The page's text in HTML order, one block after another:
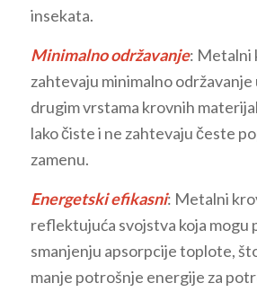
insekata.
Minimalno održavanje: Metalni
zahtevaju minimalno održavanje
drugim vrstama krovnih
lako čiste i ne zahtevaju česte
zamenu.
Energetski efikasni: Metalni
reflektujuća svojstva koja mogu
smanjenju apsorpcije toplote,
manje potrošnje energije za